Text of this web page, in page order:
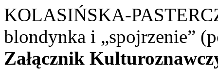
KOLASIŃSKA-
blondynka i „spojrzenie”
Załącznik